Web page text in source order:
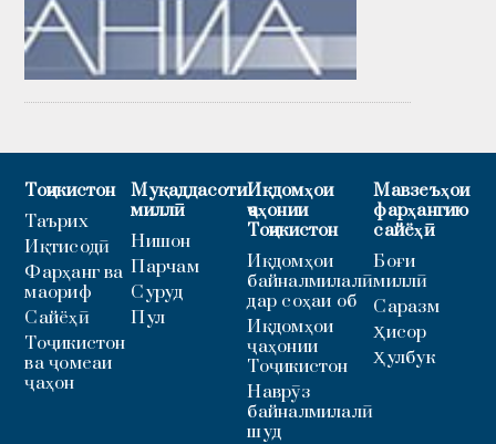
Тоҷикистон
Таърих
Иқтисодӣ
Фарҳанг ва
маориф
Сайёҳӣ
Тоҷикистон
ва ҷомеаи
ҷаҳон
Муқаддасоти
миллӣ
Нишон
Парчам
Суруд
Пул
Иқдомҳои
ҷаҳонии
Тоҷикистон
Иқдомҳои
байналмилалӣ
дар соҳаи об
Иқдомҳои
ҷаҳонии
Тоҷикистон
Наврӯз
байналмилалӣ
шуд
Мавзеъҳои
фарҳангию
сайёҳӣ
Боғи
миллӣ
Саразм
Ҳисор
Ҳулбук